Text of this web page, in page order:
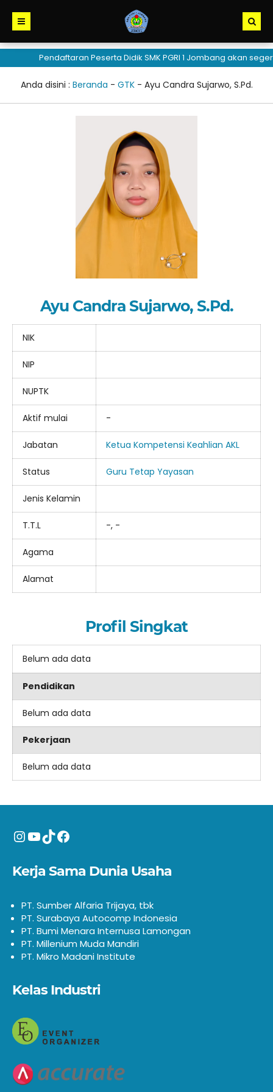
Pendaftaran Peserta Didik SMK PGRI 1 Jombang akan
Anda disini : Beranda - GTK- Ayu Candra Sujarwo, S.Pd.
Ayu Candra Sujarwo, S.Pd.
NIK
NIP
NUPTK
Aktif mulai -
Jabatan Ketua Kompetensi Keahlian AKL
Status Guru Tetap Yayasan
Jenis Kelamin
T.T.L -, -
Agama
Alamat
Profil Singkat
Belum ada data
Pendidikan
Belum ada data
Pekerjaan
Belum ada data
Instagram
YouTube
TikTokFacebook
Kerja Sama Dunia Usaha
PT. Sumber Alfaria Trijaya, tbk
PT. Surabaya Autocomp Indonesia
PT. Bumi Menara Internusa Lamongan
PT. Millenium Muda Mandiri
PT. Mikro Madani Institute
Kelas Industri